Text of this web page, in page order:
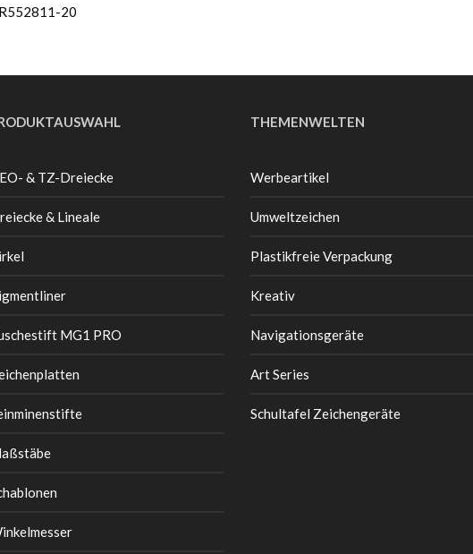
20
& TZ-Dreiecke
& Lineale
MG1 PRO
THEMENWELTEN
Werbeartikel
Umweltzeichen
Plastikfreie Verpackung
Kreativ
Navigationsgeräte
Art Series
Schultafel Zeichengeräte